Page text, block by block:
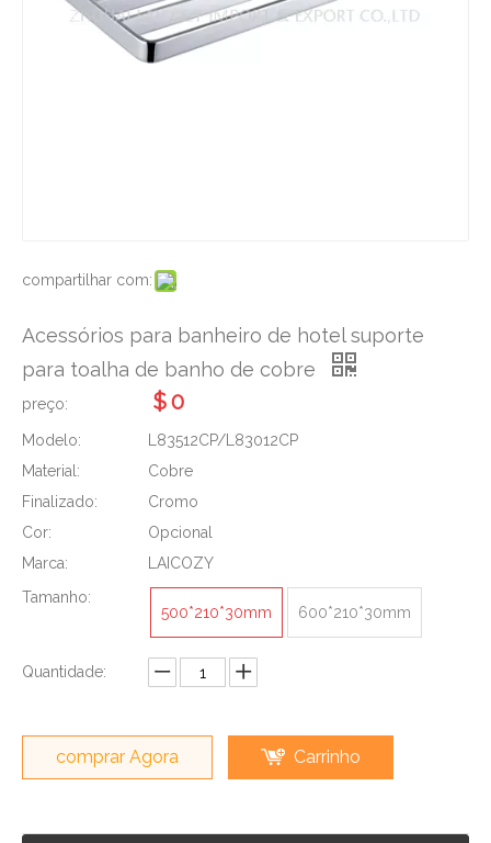
compartilhar com:
Acessórios para banheiro de hotel suporte
para toalha de banho de cobre
preço: $0
Modelo:
L83512CP/L83012CP
Material:
Cobre
Finalizado:
Cromo
Cor:
Opcional
Marca:
LAICOZY
Tamanho:
500*210*30mm
600*210*30mm
Quantidade:
comprar Agora Carrinho